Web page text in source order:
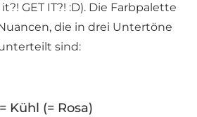
GET IT?! :D). Die Farbpalette
die in drei Untertöne
sind:
Kühl (= Rosa)